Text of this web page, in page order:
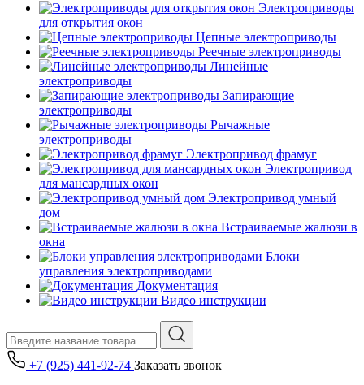
Электроприводы
для открытия окон
Цепные электроприводы
Реечные электроприводы
Линейные
электроприводы
Запирающие
электроприводы
Рычажные
электроприводы
Электропривод фрамуг
Электропривод
для мансардных окон
Электропривод умный
дом
Встраиваемые жалюзи в
окна
Блоки
управления электроприводами
Документация
Видео инструкции
+7 (925) 441-92-74 Заказать звонок